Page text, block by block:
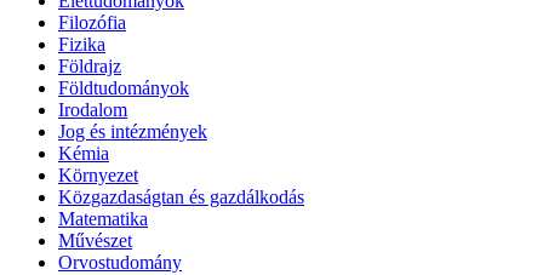
Filozófia
Fizika
Földrajz
Földtudományok
Irodalom
Jog és intézmények
Kémia
Környezet
Közgazdaságtan és gazdálkodás
Matematika
Művészet
Orvostudomány